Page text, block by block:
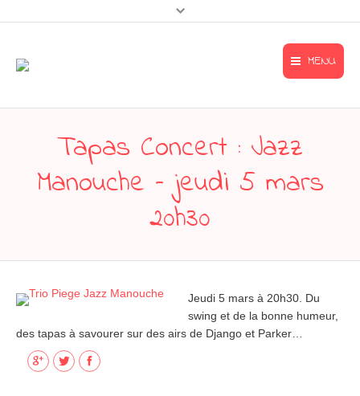
MENU
Le Tapa’l’œil
L’œil gourmand
L’œil artiste
Accueil
Mentions légales
Contact & accès
Tapas Concert : Jazz
Manouche – jeudi 5 mars
20h30
Jeudi 5 mars à 20h30. Du
swing et de la bonne humeur,
des tapas à savourer sur des airs de Django et Parker…
Facebook
Twitter
Google+